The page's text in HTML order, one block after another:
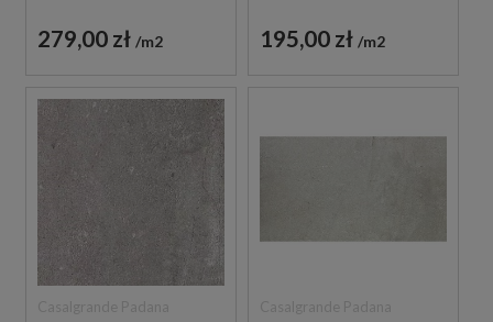
PODŁOGOWE
279,00 zł m2
GRESOWE
195,00 zł m2